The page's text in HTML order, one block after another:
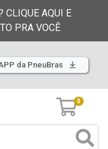
CLIQUE AQUI E
PRA VOCÊ
da PneuBras
0